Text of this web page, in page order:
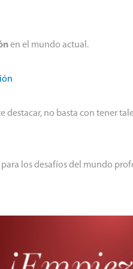
en el mundo actual.
no basta con tener
para los desafíos del mundo